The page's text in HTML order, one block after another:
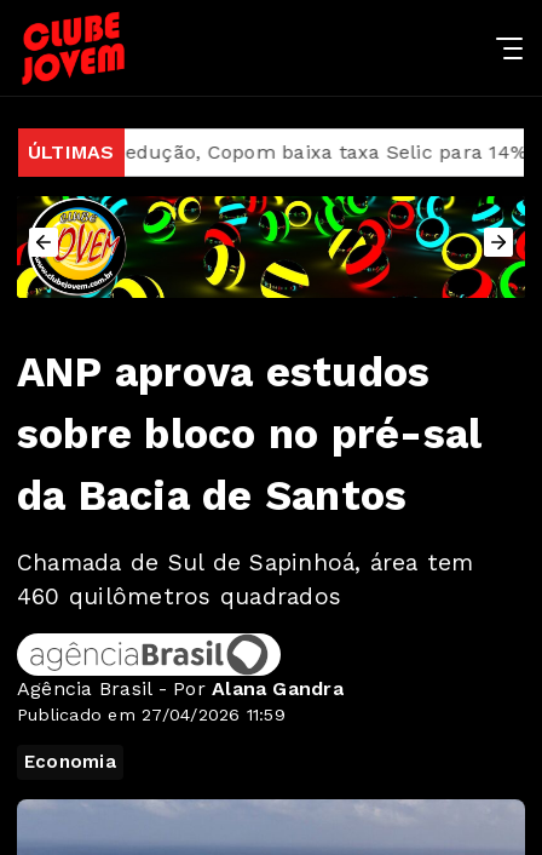
ÚLTIMAS
redução, Copom baixa taxa Selic para 14% ao ano
ANP aprova estudos
sobre bloco no pré-sal
da Bacia de Santos
Chamada de Sul de Sapinhoá, área tem
460 quilômetros quadrados
Agência Brasil - PorAlana Gandra
Publicado em 27/04/2026 11:59
Economia